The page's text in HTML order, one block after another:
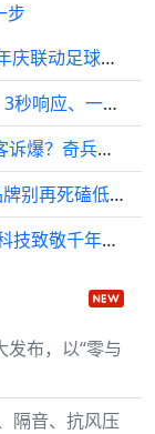
步
LG官方商城六月三重盛典启幕 618、周年庆联动足球盛事狂欢燃动盛夏
别再让“送装拆收”拖垮生意！奇兵到家：3秒响应、一年质保，成本省45%
大促前没师傅、大促中订单堵、大促后客诉爆？奇兵到家一站式售后为618托底
499元套餐掀起行业清场战，中小企业品牌别再死磕低价
日立中央空调咸阳新店盛大开业 以百年科技致敬千年古都
发布，以“零与
隔音、抗风压